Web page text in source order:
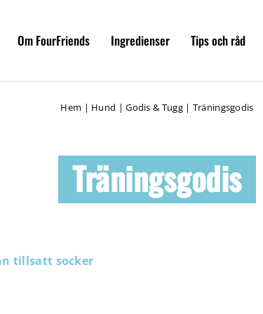
Om FourFriends Ingredienser Tips och råd
Hem | Hund |Godis & Tugg| Träningsgodis
Träningsgodis
tillsatt socker